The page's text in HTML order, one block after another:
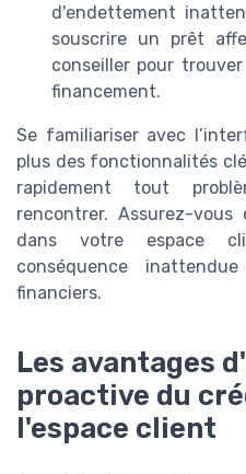
d'endettement
souscrire un prêt
conseiller pour
financement.
Se familiariser avec
plus des fonctionnalités
rapidement tout
rencontrer. Assurez-
dans votre espace
conséquence
financiers.
Les avantages
proactive du
l'espace client